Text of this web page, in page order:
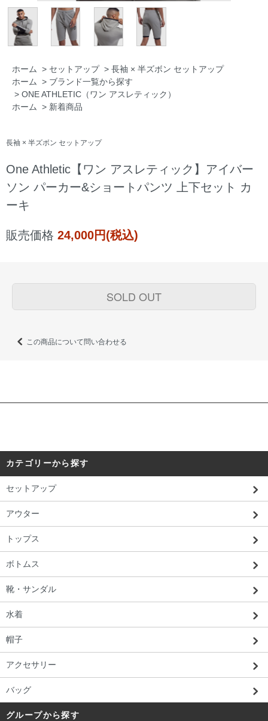
ホーム > セットアップ > 長袖 × 半ズボン セットアップ
ホーム
> ブランド一覧から探す
> ONE ATHLETIC（ワン アスレティック）
ホーム
> 新着商品
長袖 × 半ズボン セットアップ
One Athletic【ワン アスレティック】アイバー
ソン パーカー&ショートパンツ 上下セット カ
ーキ
販売価格 24,000円(税込)
SOLD OUT
この商品について問い合わせる
カテゴリーから探す
セットアップ
アウター
トップス
ボトムス
靴・サンダル
水着
帽子
アクセサリー
バッグ
グループから探す